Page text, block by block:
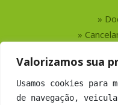
Valorizamos sua
Usamos cookies para
de navegação,